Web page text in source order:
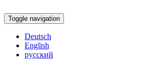
Toggle navigation
Deutsch
English
русский